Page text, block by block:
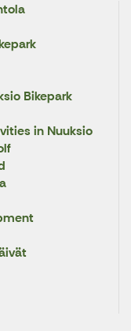
Bikepark
in Nuuksio